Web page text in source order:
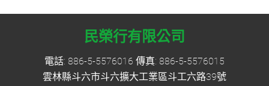
民榮行有限公司
電話: 886-5-5576016 傳真: 886-5-5576015
雲林縣斗六市斗六擴大工業區斗工六路39號